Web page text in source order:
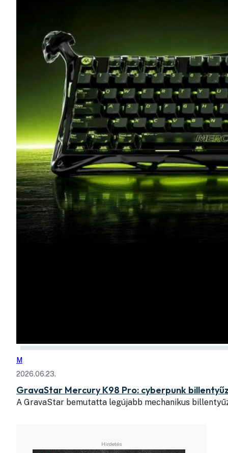
M
2026.06.23.
GravaStar Mercury K98 Pro: cyberpunk
A GravaStar bemutatta legújabb mechanikus